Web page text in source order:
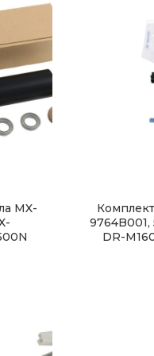
MX-
9764B001,
DR-